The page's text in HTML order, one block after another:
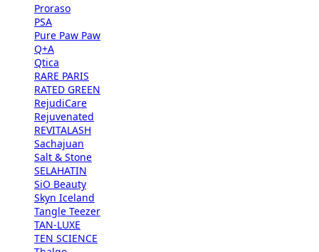
Proraso
PSA
Pure Paw Paw
Q+A
Qtica
RARE PARIS
RATED GREEN
RejudiCare
Rejuvenated
REVITALASH
Sachajuan
Salt & Stone
SELAHATIN
SiO Beauty
Skyn Iceland
Tangle Teezer
TAN-LUXE
TEN SCIENCE